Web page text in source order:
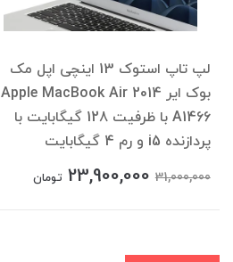
لپ تاپ استوک 13 اینچی اپل مک
بوک ایر Apple MacBook Air 2014
A1466 با ظرفیت 128 گیگابایت با
پردازنده i5 و رم 4 گیگابایت
31,000,000
23,900,000 تومان